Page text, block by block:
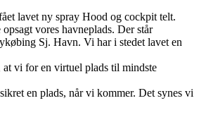
lavet ny spray Hood og cockpit telt.
vores havneplads. Der står
Sj. Havn. Vi har i stedet lavet en
at vi for en virtuel plads til mindste
en plads, når vi kommer. Det synes vi